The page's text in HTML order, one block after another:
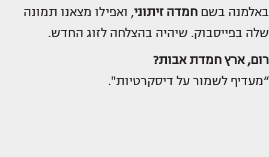
באלמנה בשם חמדה זיתוני, ואפילו מצאנו תמונה
שלה בפייסבוק. שיהיה בהצלחה לזוג החדש.
רום, ארץ חמדת אבות?
“מעדיף לשמור על דיסקרטיות".